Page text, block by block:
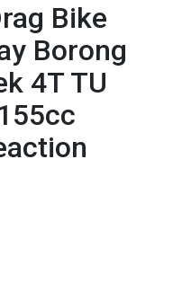
Bike
Borong
4T TU